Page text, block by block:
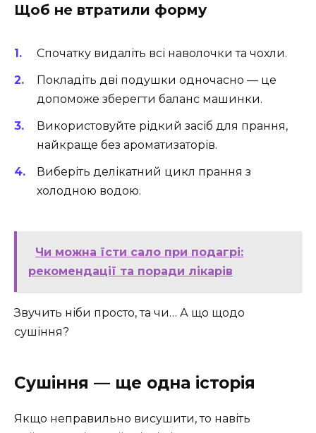
Щоб не втратили форму
Спочатку видаліть всі наволочки та чохли.
Покладіть дві подушки одночасно — це
допоможе зберегти баланс машинки.
Використовуйте рідкий засіб для прання,
найкраще без ароматизаторів.
Виберіть делікатний цикл прання з
холодною водою.
Чи можна їсти сало при подагрі:
рекомендації та поради лікарів
Звучить ніби просто, та чи… А що щодо
сушіння?
Сушіння — ще одна історія
Якщо неправильно висушити, то навіть